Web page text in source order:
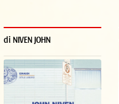
di NIVEN JOHN